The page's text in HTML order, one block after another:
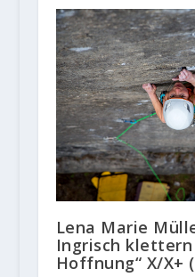
Lena Marie
Ingrisch klettern
Hoffnung“ X/X+